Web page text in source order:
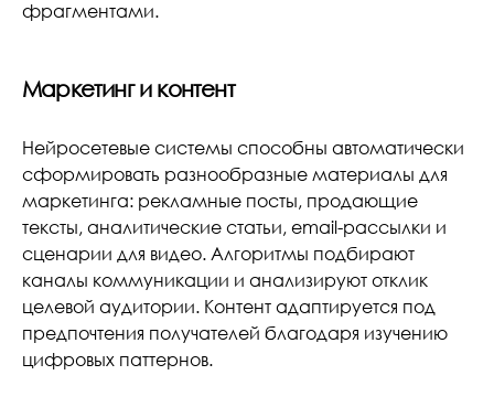
фрагментами.
Маркетинг и контент
Нейросетевые системы способны автоматически
сформировать разнообразные материалы для
маркетинга: рекламные посты, продающие
тексты, аналитические статьи, email-рассылки и
сценарии для видео. Алгоритмы подбирают
каналы коммуникации и анализируют отклик
целевой аудитории. Контент адаптируется под
предпочтения получателей благодаря изучению
цифровых паттернов.